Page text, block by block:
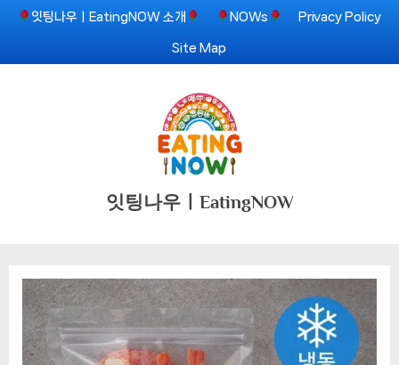
Skip
content
잇팅나우ㅣEatingNOW 소개 NOWs Privacy Policy
Site Map
잇팅나우ㅣEatingNOW